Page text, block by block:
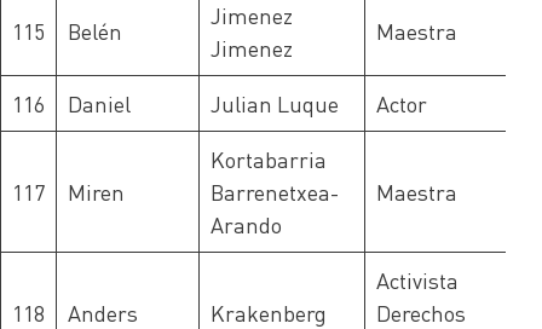
115 Belén
Jimenez
Jimenez
Maestra
116 Daniel Julian Luque Actor
117 Miren
Kortabarria
Barrenetxea-
Arando
Maestra
118 Anders Krakenberg
Activista
Derechos